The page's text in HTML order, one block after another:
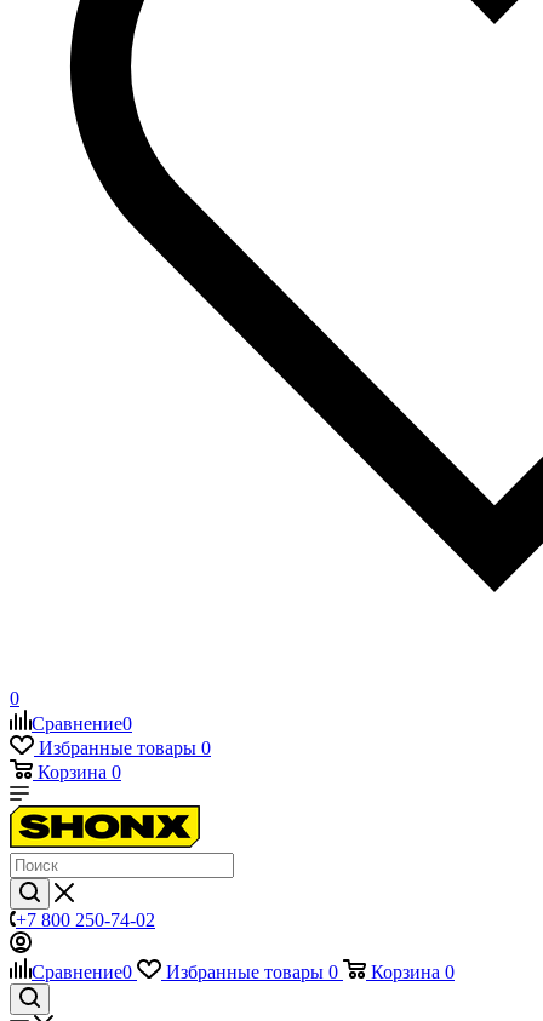
0
Сравнение0
Избранные товары 0
Корзина 0
+7 800 250-74-02
Сравнение0 Избранные товары 0 Корзина 0